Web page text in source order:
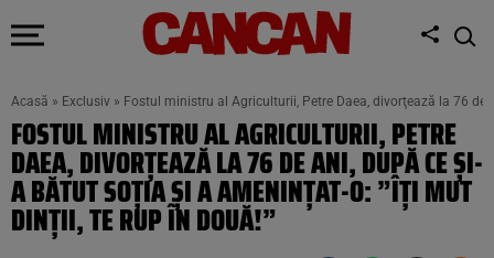
Acasă » Exclusiv » Fostul ministru al Agriculturii, Petre Daea, divorţează la 76
FOSTUL MINISTRU AL AGRICULTURII, PETRE
DAEA, DIVORŢEAZĂ LA 76 DE ANI, DUPĂ CE ȘI-
A BĂTUT SOȚIA ȘI A AMENINȚAT-O: ”ÎȚI MUT
DINȚII, TE RUP ÎN DOUĂ!”